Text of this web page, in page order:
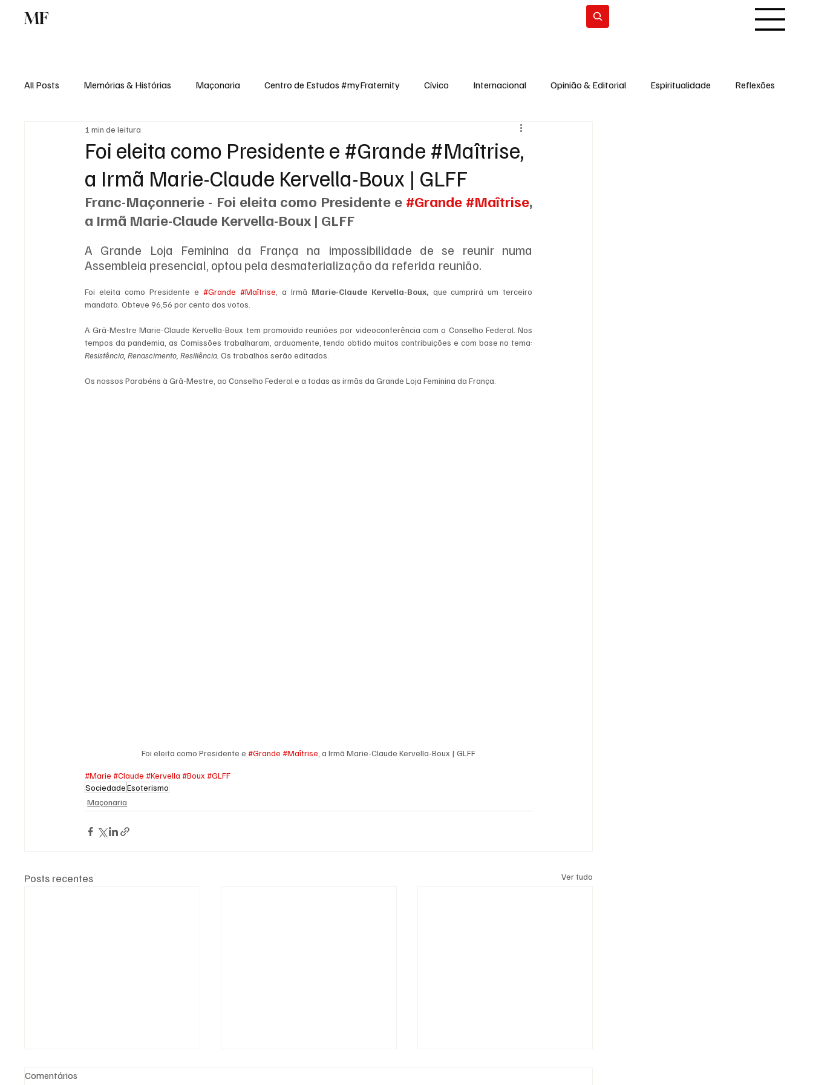
MF
All Posts Memórias & Histórias Maçonaria Centro de Estudos #myFraternity Cívico Internacional Opinião & Editorial Espiritualidade Reflexões
Rádio Digital
Foi eleita como Presidente e #Grande #Maîtrise,
a Irmã Marie-Claude Kervella-Boux | GLFF
1 min de leitura
Franc-Maçonnerie - Foi eleita como Presidente e #Grande #Maîtrise,
a Irmã Marie-Claude Kervella-Boux | GLFF
A Grande Loja Feminina da França na impossibilidade de se reunir numa
Assembleia presencial, optou pela desmaterialização da referida reunião.
Foi eleita como Presidente e #Grande #Maîtrise , a Irmã Marie-Claude Kervella-Boux, que cumprirá um terceiro
mandato. Obteve 96,56 por cento dos votos.
A Grã-Mestre Marie-Claude Kervella-Boux tem promovido reuniões por videoconferência com o Conselho Federal. Nos
Resistência, Renascimento, Resiliência. Os trabalhos serão editados.
Os nossos Parabéns à Grã-Mestre, ao Conselho Federal e a todas as irmãs da Grande Loja Feminina da França.
Foi eleita como Presidente e #Grande #Maîtrise , a Irmã Marie-Claude Kervella-Boux | GLFF
#Marie #Claude #Kervella #Boux #GLFF
SociedadeEsoterismo
Maçonaria
Posts recentes Ver tudo
Comentários